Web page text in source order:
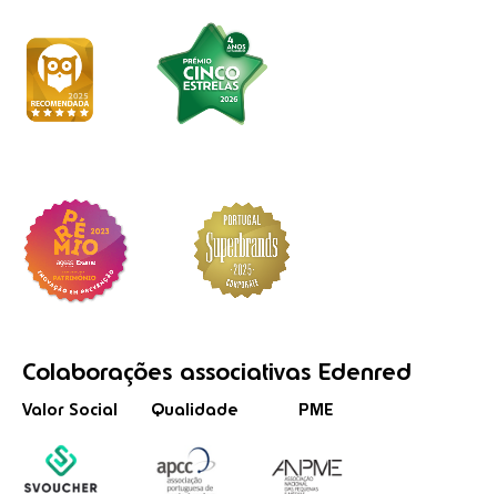
Colaborações associativas Edenred
Valor Social Qualidade PME